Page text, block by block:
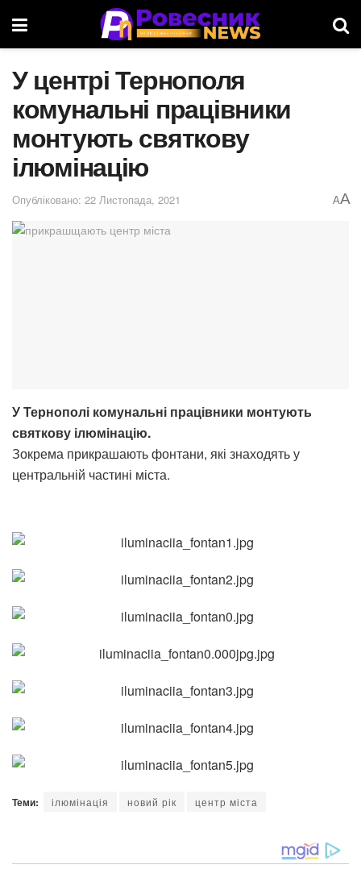
У центрі Тернополя
комунальні працівники
монтують святкову
ілюмінацію
Опубліковано: 22 Листопада, 2021 AA
У Тернополі комунальні працівники монтують
святкову ілюмінацію.
Зокрема прикрашають фонтани, які знаходять у
центральній частині міста.
Теми: ілюмінація новий рік центр міста